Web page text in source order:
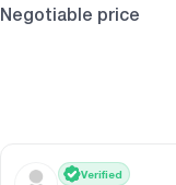
Negotiable price
Verified